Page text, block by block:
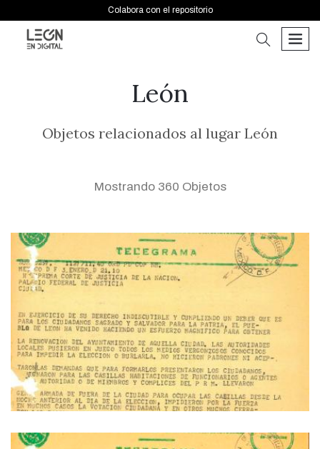
Colabora con el repositorio
buscar
León
Objetos relacionados al lugar León
Mostrando 360 Objetos